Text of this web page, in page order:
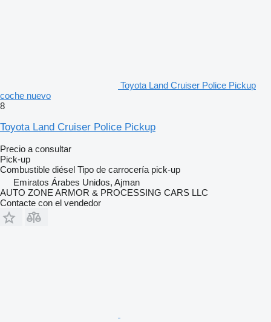
Toyota Land Cruiser Police Pickup
coche nuevo
8
Toyota Land Cruiser Police Pickup
Precio a consultar
Pick-up
Combustible diésel Tipo de carrocería pick-up
Emiratos Árabes Unidos, Ajman
AUTO ZONE ARMOR & PROCESSING CARS LLC
Contacte con el vendedor